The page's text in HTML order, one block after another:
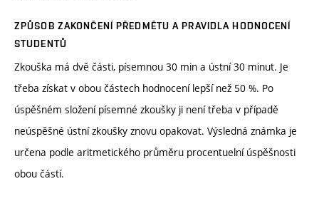
ZPŮSOB ZAKONČENÍ PŘEDMĚTU A PRAVIDLA HODNOCENÍ
STUDENTŮ
Zkouška má dvě části, písemnou 30 min a ústní 30 minut. Je
třeba získat v obou částech hodnocení lepší než 50 %. Po
úspěšném složení písemné zkoušky ji není třeba v případě
neúspěšné ústní zkoušky znovu opakovat. Výsledná známka je
určena podle aritmetického průměru procentuelní úspěšnosti
obou částí.